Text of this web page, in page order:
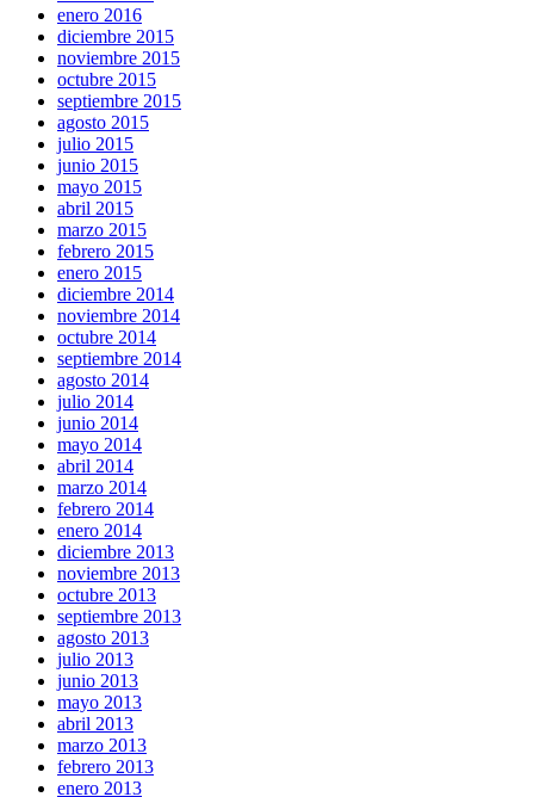
enero 2016
diciembre 2015
noviembre 2015
octubre 2015
septiembre 2015
agosto 2015
julio 2015
junio 2015
mayo 2015
abril 2015
marzo 2015
febrero 2015
enero 2015
diciembre 2014
noviembre 2014
octubre 2014
septiembre 2014
agosto 2014
julio 2014
junio 2014
mayo 2014
abril 2014
marzo 2014
febrero 2014
enero 2014
diciembre 2013
noviembre 2013
octubre 2013
septiembre 2013
agosto 2013
julio 2013
junio 2013
mayo 2013
abril 2013
marzo 2013
febrero 2013
enero 2013